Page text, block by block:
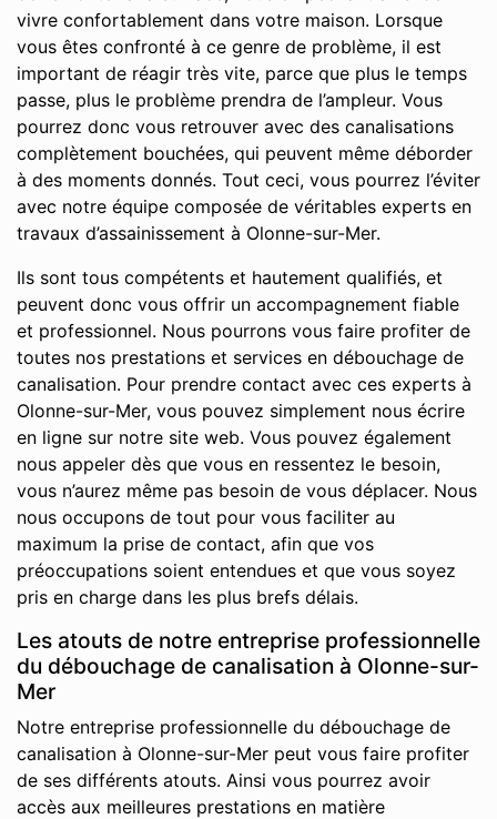
vivre confortablement dans votre maison. Lorsque
vous êtes confronté à ce genre de problème, il est
important de réagir très vite, parce que plus le temps
passe, plus le problème prendra de l’ampleur. Vous
pourrez donc vous retrouver avec des canalisations
complètement bouchées, qui peuvent même déborder
à des moments donnés. Tout ceci, vous pourrez l’éviter
avec notre équipe composée de véritables experts en
travaux d’assainissement à Olonne-sur-Mer.
Ils sont tous compétents et hautement qualifiés, et
peuvent donc vous offrir un accompagnement fiable
et professionnel. Nous pourrons vous faire profiter de
toutes nos prestations et services en débouchage de
canalisation. Pour prendre contact avec ces experts à
Olonne-sur-Mer, vous pouvez simplement nous écrire
en ligne sur notre site web. Vous pouvez également
nous appeler dès que vous en ressentez le besoin,
vous n’aurez même pas besoin de vous déplacer. Nous
nous occupons de tout pour vous faciliter au
maximum la prise de contact, afin que vos
préoccupations soient entendues et que vous soyez
pris en charge dans les plus brefs délais.
Les atouts de notre entreprise professionnelle
du débouchage de canalisation à Olonne-sur-
Mer
Notre entreprise professionnelle du débouchage de
canalisation à Olonne-sur-Mer peut vous faire profiter
de ses différents atouts. Ainsi vous pourrez avoir
accès aux meilleures prestations en matière